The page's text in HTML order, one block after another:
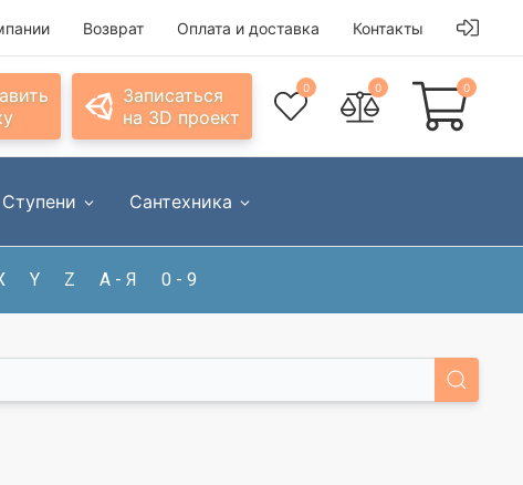
Возврат Оплата и доставка Контакты
Записаться
на 3D проект
0 0 0
Ступени Сантехника
Y Z А - Я 0 - 9